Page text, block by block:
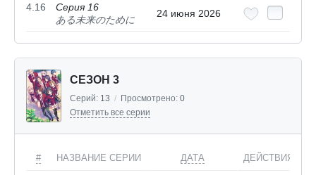
4.16
Серия 16
ある未来のために
24 июня 2026
СЕЗОН 3
Серий: 13 / Просмотрено: 0
Отметить все серии
# НАЗВАНИЕ СЕРИИ ДАТА ДЕЙСТВИЯ